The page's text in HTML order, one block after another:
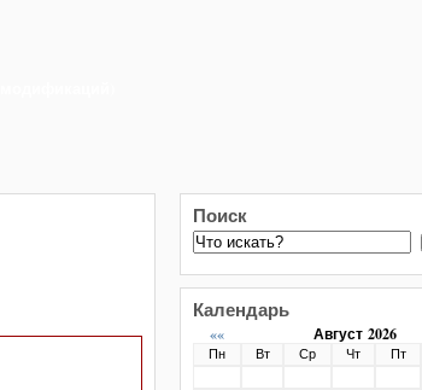
Поиск
Календарь
«« Август 2026
Пн Вт Ср Чт Пт